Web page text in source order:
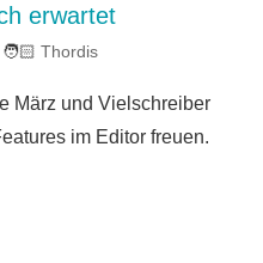
erwartet
Thordis
März und Vielschreiber
im Editor freuen.